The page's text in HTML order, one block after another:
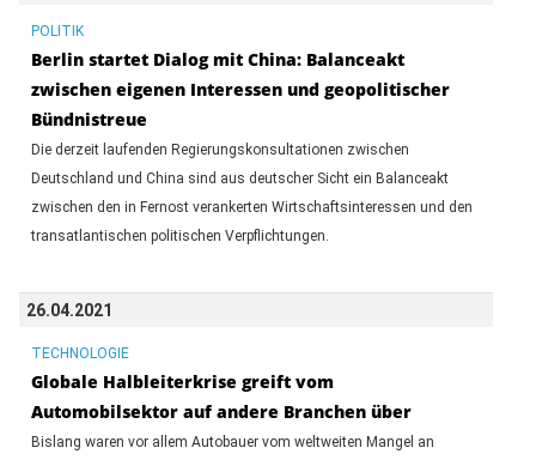
POLITIK
Berlin startet Dialog mit China: Balanceakt
zwischen eigenen Interessen und geopolitischer
Bündnistreue
Die derzeit laufenden Regierungskonsultationen zwischen
Deutschland und China sind aus deutscher Sicht ein Balanceakt
zwischen den in Fernost verankerten Wirtschaftsinteressen und den
transatlantischen politischen Verpflichtungen.
26.04.2021
TECHNOLOGIE
Globale Halbleiterkrise greift vom
Automobilsektor auf andere Branchen über
Bislang waren vor allem Autobauer vom weltweiten Mangel an